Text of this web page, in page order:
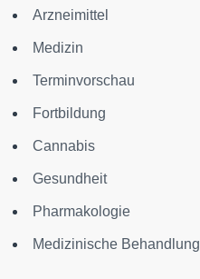
Arzneimittel
Medizin
Terminvorschau
Fortbildung
Cannabis
Gesundheit
Pharmakologie
Medizinische Behandlung